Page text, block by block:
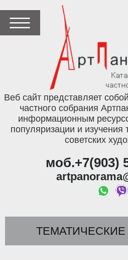
Веб сайт представляет
частного собрания
информационным
популяризации и изучения
советских
моб.+7(903)